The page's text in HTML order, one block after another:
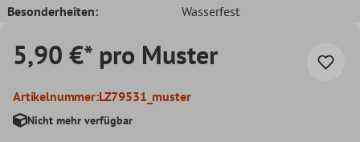
Besonderheiten:
Wasserfest
5,90 €* pro Muster
Artikelnummer:LZ79531_muster
Nicht mehr verfügbar